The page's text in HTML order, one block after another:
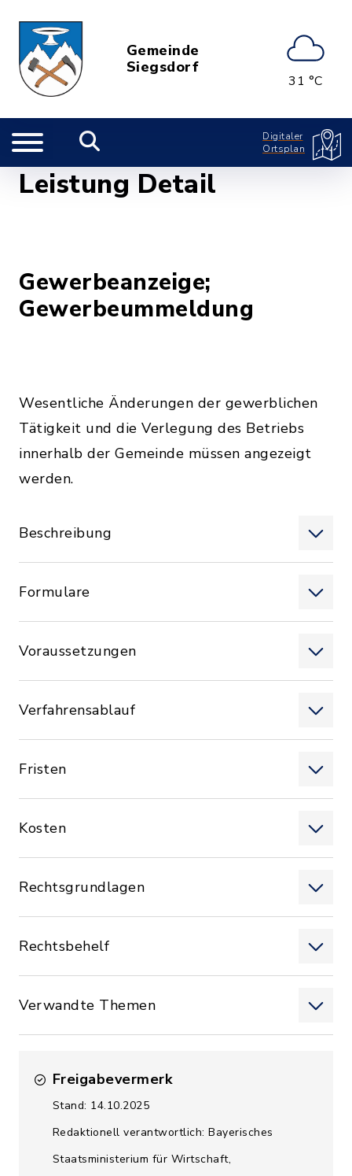
Gemeinde
Siegsdorf
31 °C
Digitaler
Ortsplan
Leistung Detail
Gewerbeanzeige;
Gewerbeummeldung
Wesentliche Änderungen der gewerblichen
Tätigkeit und die Verlegung des Betriebs
innerhalb der Gemeinde müssen angezeigt
werden.
Beschreibung
Formulare
Voraussetzungen
Verfahrensablauf
Fristen
Kosten
Rechtsgrundlagen
Rechtsbehelf
Verwandte Themen
Freigabevermerk
Stand: 14.10.2025
Redaktionell verantwortlich: Bayerisches
Staatsministerium für Wirtschaft,